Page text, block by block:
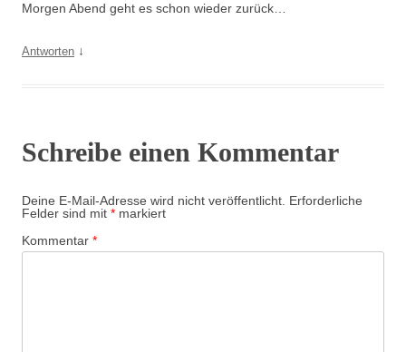
Morgen Abend geht es schon wieder zurück…
Antworten ↓
Schreibe einen Kommentar
Deine E-Mail-Adresse wird nicht veröffentlicht. Erforderliche
Felder sind mit * markiert
Kommentar *